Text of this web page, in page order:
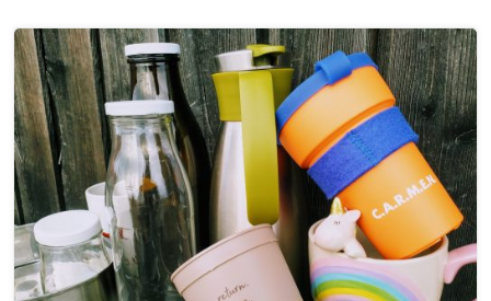
Lehmbau”
am
3.
Dezember
2020"